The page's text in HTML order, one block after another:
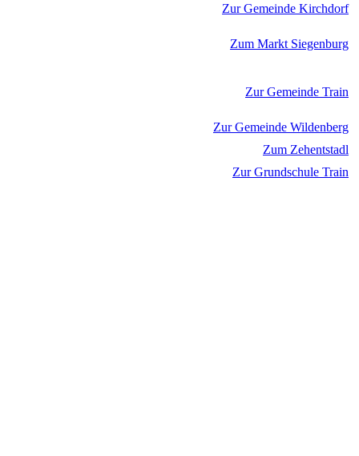
Zur Gemeinde Kirchdorf
Zum Markt Siegenburg
Zur Gemeinde Train
Zur Gemeinde Wildenberg
Zum Zehentstadl
Zur Grundschule Train